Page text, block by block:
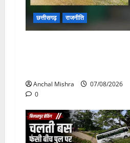
छत्तीसगढ़ राजनीति
Anchal Mishra
07/08/2026
0